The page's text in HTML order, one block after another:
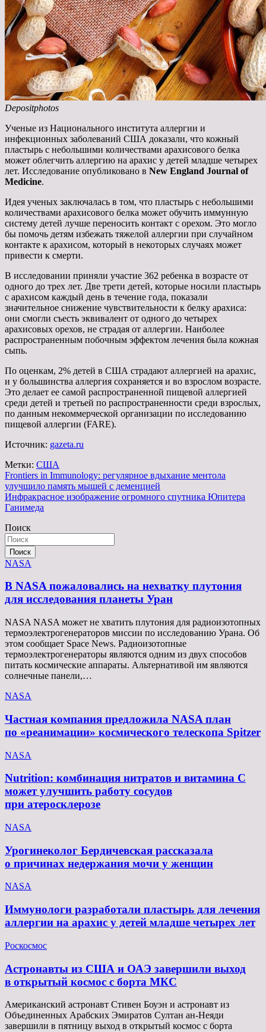
Depositphotos
Ученые из Национального института аллергии и
инфекционных заболеваний США доказали, что кожный
пластырь с небольшими количествами арахисового белка
может облегчить аллергию на арахис у детей младше четырех
лет. Исследование опубликовано в New England Journal of
Medicine.
Идея ученых заключалась в том, что пластырь с небольшими
количествами арахисового белка может обучить иммунную
систему детей лучше переносить контакт с орехом. Это могло
бы помочь детям избежать тяжелой аллергии при случайном
контакте к арахисом, который в некоторых случаях может
привести к смерти.
В исследовании приняли участие 362 ребенка в возрасте от
одного до трех лет. Две трети детей, которые носили пластырь
с арахисом каждый день в течение года, показали
значительное снижение чувствительности к белку арахиса:
они смогли съесть эквивалент от одного до четырех
арахисовых орехов, не страдая от аллергии. Наиболее
распространенным побочным эффектом лечения была кожная
сыпь.
По оценкам, 2% детей в США страдают аллергией на арахис,
и у большинства аллергия сохраняется и во взрослом возрасте.
Это делает ее самой распространенной пищевой аллергией
среди детей и третьей по распространенности среди взрослых,
по данным некоммерческой организации по исследованию
пищевой аллергии (FARE).
Источник: gazeta.ru
Метки: США
Навигация
по
записям
Frontiers in Immunology: регулярное вдыхание ментола
улучшило память мышей с деменцией
Инфракрасное изображение огромного спутника Юпитера
Ганимеда
Поиск
Поиск
NASA
В NASA пожаловались на нехватку плутония
для исследования планеты Уран
NASA NASA может не хватить плутония для радиоизотопных
термоэлектрогенераторов миссии по исследованию Урана. Об
этом сообщает Space News. Радиоизотопные
термоэлектрогенераторы являются одним из двух способов
питать космические аппараты. Альтернативой им являются
солнечные панели,…
NASA
Частная компания предложила NASA план
по «реанимации» космического телескопа Spitzer
NASA
Nutrition: комбинация нитратов и витамина C
может улучшить работу сосудов
при атеросклерозе
NASA
Урогинеколог Бердичевская рассказала
о причинах недержания мочи у женщин
NASA
Иммунологи разработали пластырь для лечения
аллергии на арахис у детей младше четырех лет
Роскосмос
Астронавты из США и ОАЭ завершили выход
в открытый космос с борта МКС
Американский астронавт Стивен Боуэн и астронавт из
Объединенных Арабских Эмиратов Султан ан-Неяди
завершили в пятницу выход в открытый космос с борта